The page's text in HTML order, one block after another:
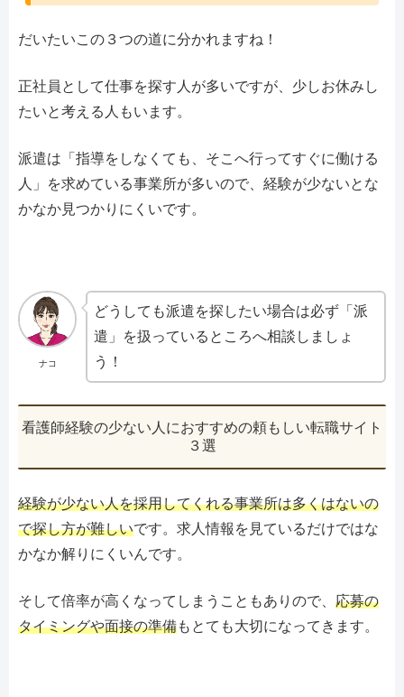
だいたいこの３つの道に分かれますね！
正社員として仕事を探す人が多いですが、少しお休みし
たいと考える人もいます。
派遣は「指導をしなくても、そこへ行ってすぐに働ける
人」を求めている事業所が多いので、経験が少ないとな
かなか見つかりにくいです。
ナコ
どうしても派遣を探したい場合は必ず「派
遣」を扱っているところへ相談しましょ
う！
看護師経験の少ない人におすすめの頼もしい転職サイト
３選
経験が少ない人を採用してくれる事業所は多くはないの
で探し方が難しいです。求人情報を見ているだけではな
かなか解りにくいんです。
そして倍率が高くなってしまうこともありので、 応募の
タイミングや面接の準備もとても大切になってきます。